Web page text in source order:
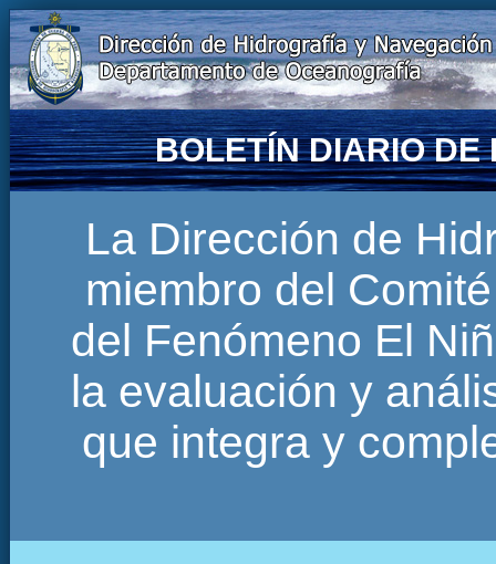
BOLETÍN DIARIO DE
La Dirección de
miembro del
del Fenómeno El
la evaluación y
que integra y